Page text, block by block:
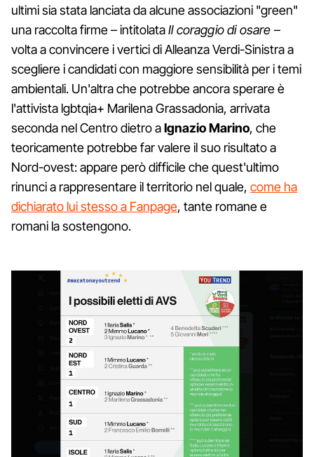
ultimi sia stata lanciata da alcune associazioni "green"
una raccolta firme – intitolataIl coraggio di osare –
volta a convincere i vertici di Alleanza Verdi-Sinistra a
scegliere i candidati con maggiore sensibilità per i temi
ambientali. Un'altra che potrebbe ancora sperare è
l'attivista lgbtqia+ Marilena Grassadonia, arrivata
seconda nel Centro dietro aIgnazio Marino, che
teoricamente potrebbe far valere il suo risultato a
Nord-ovest: appare però difficile che quest'ultimo
rinunci a rappresentare il territorio nel quale, come ha
dichiarato lui stesso a Fanpage, tante romane e
romani la sostengono.